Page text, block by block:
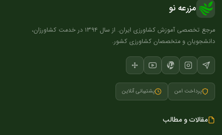
مزرعه نو
مرجع تخصصی آموزش کشاورزی ایران. از سال ۱۳۹۴ در خدمت کشاورزان،
دانشجویان و متخصصان کشاورزی کشور.
پرداخت امن پشتیبانی آنلاین
مقالات و مطالب